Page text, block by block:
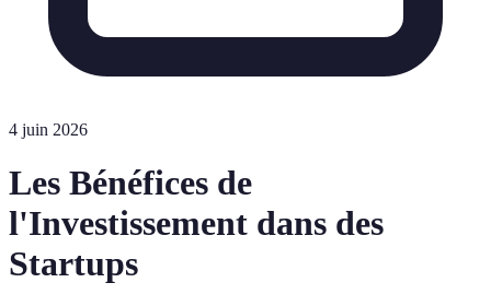
4 juin 2026
Les Bénéfices de
l'Investissement dans des
Startups